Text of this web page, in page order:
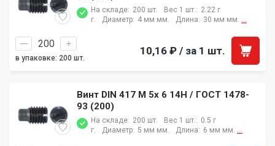
На складе: 200 шт. Вес 1 шт.: 2.22 г
г.
Диаметр: 4 мм мм. Длина: 30 мм мм. ...
в упаковке: 200 шт.
10,16 ₽ / за 1 шт.
Винт DIN 417 M 5x 6 14H / ГОСТ 1478-
93 (200)
На складе: 200 шт. Вес 1 шт.: 0.5 г
г.
Диаметр: 5 мм мм. Длина: 6 мм мм. ...